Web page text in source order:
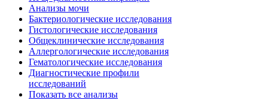
Анализы мочи
Бактериологические исследования
Гистологические исследования
Общеклинические исследования
Аллергологические исследования
Гематологические исследования
Диагностические профили
исследований
Показать все анализы